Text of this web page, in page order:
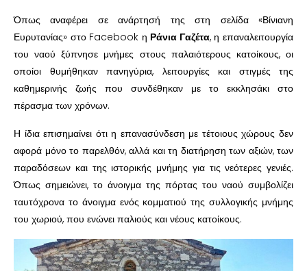
Όπως αναφέρει σε ανάρτησή της στη σελίδα «Βίνιανη
Ευρυτανίας» στο Facebook η Ράνια Γαζέτα, η επαναλειτουργία
του ναού ξύπνησε μνήμες στους παλαιότερους κατοίκους, οι
οποίοι θυμήθηκαν πανηγύρια, λειτουργίες και στιγμές της
καθημερινής ζωής που συνδέθηκαν με το εκκλησάκι στο
πέρασμα των χρόνων.
Η ίδια επισημαίνει ότι η επανασύνδεση με τέτοιους χώρους δεν
αφορά μόνο το παρελθόν, αλλά και τη διατήρηση των αξιών, των
παραδόσεων και της ιστορικής μνήμης για τις νεότερες γενιές.
Όπως σημειώνει, το άνοιγμα της πόρτας του ναού συμβολίζει
ταυτόχρονα το άνοιγμα ενός κομματιού της συλλογικής μνήμης
του χωριού, που ενώνει παλιούς και νέους κατοίκους.